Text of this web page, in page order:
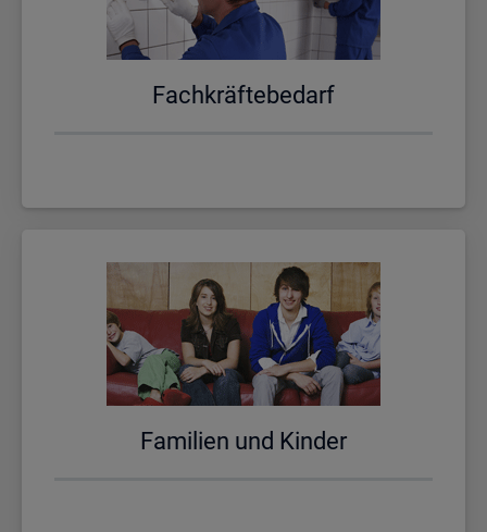
Fach­kräf­te­be­darf
Fa­mi­li­en und Kin­der